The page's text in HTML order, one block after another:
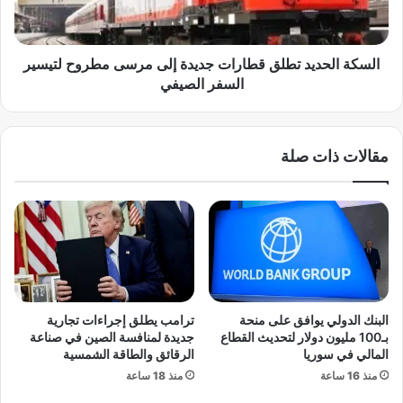
ل
5
ع
ج
م
ي
س
و
ا
ن
ل
ح
د
ق
ا
ت
ج
ي
د
إ
السكة الحديد تطلق قطارات جديدة إلى مرسى مطروح لتيسير
السفر الصيفي
مقالات ذات صلة
البنك الدولي يوافق على منحة
بـ100 مليون دولار لتحديث القطاع
المالي في سوريا
منذ 16 ساعة
ترامب يطلق إجراءات تجارية
جديدة لمنافسة الصين في صناعة
الرقائق والطاقة الشمسية
منذ 18 ساعة